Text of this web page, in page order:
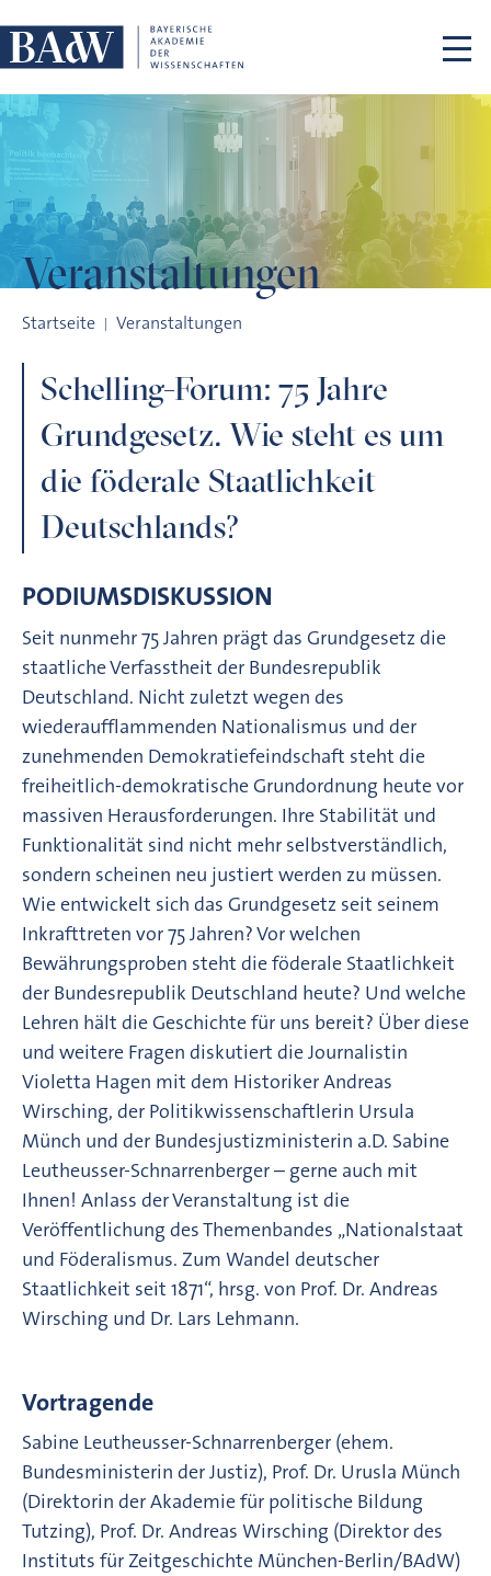
Veranstaltungen
Startseite Veranstaltungen
Schelling-Forum: 75 Jahre
Grundgesetz. Wie steht es um
die föderale Staatlichkeit
Deutschlands?
PODIUMSDISKUSSION
Seit nunmehr 75 Jahren prägt das Grundgesetz die
staatliche Verfasstheit der Bundesrepublik
Deutschland. Nicht zuletzt wegen des
wiederaufflammenden Nationalismus und der
zunehmenden Demokratiefeindschaft steht die
freiheitlich-demokratische Grundordnung heute vor
massiven Herausforderungen. Ihre Stabilität und
Funktionalität sind nicht mehr selbstverständlich,
sondern scheinen neu justiert werden zu müssen.
Wie entwickelt sich das Grundgesetz seit seinem
Inkrafttreten vor 75 Jahren? Vor welchen
Bewährungsproben steht die föderale Staatlichkeit
der Bundesrepublik Deutschland heute? Und welche
Lehren hält die Geschichte für uns bereit? Über diese
und weitere Fragen diskutiert die Journalistin
Violetta Hagen mit dem Historiker Andreas
Wirsching, der Politikwissenschaftlerin Ursula
Münch und der Bundesjus­tizministerin a.D. Sabine
Leutheusser-Schnarrenberger – gerne auch mit
Ihnen! Anlass der Veranstaltung ist die
Veröffentlichung des Themenbandes „Nationalstaat
und Föderalismus. Zum Wandel deutscher
Staatlichkeit seit 1871“, hrsg. von Prof. Dr. Andreas
Wirsching und Dr. Lars Lehmann.
Vortragende
Sabine Leutheusser-Schnarrenberger (ehem.
Bundesministerin der Justiz), Prof. Dr. Urusla Münch
(Direktorin der Akademie für politische Bildung
Tutzing), Prof. Dr. Andreas Wirsching (Direktor des
Instituts für Zeitgeschichte München-Berlin/BAdW)